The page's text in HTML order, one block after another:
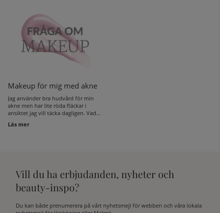
Makeup för mig med akne
Jag använder bra hudvård för min
akne men har lite röda fläckar i
ansiktet jag vill täcka dagligen. Vad
ska jag tänka på när det kommer till
makeup?
Läs mer
Vill du ha erbjudanden, nyheter och
beauty-inspo?
Du kan både prenumerera på vårt nyhetsmejl för webben och våra lokala